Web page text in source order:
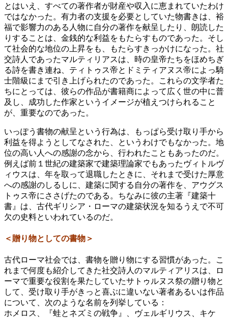
とはいえ、すべての著作者が財産や収入に恵まれていたわけ
ではなかった。有力者の支援を必要としていた物書きは、裕
福で影響力のある人物に自分の著作を献呈したり、朗読した
りすることは、金銭的な利益をもたらすものであった。そし
て社会的な地位の上昇をも、もたらすきっかけになった。社
交詩人であったマルティリアスは、時の皇帝たちをほめちぎ
る詩を書き連ね、ティトゥス帝とドミティアヌス帝によっ騎
士階級にまで引き上げられたのであった。これらの文学者た
ちにとっては、彼らの作品が書籍商によって広く世の中に普
及し、成功した作家というイメージが植えつけられること
が、重要なのであった。
いっぽう書物の献呈という行為は、もっぱら受け取り手から
利益を得ようとしてなされた、というわけでもなかった。地
位の高い人への感謝の念から、行われたこともあったのだ。
例えば前１世紀の建築家で建築理論家でもあったヴィトルヴ
ィウスは、年を取って退職したときに、それまで受けた厚意
への感謝のしるしに、建築に関する自分の著作を、アウグス
トゥス帝にささげたのである。ちなみに彼の主著『建築十
書』は、古代ギリシア・ローマの建築状況を知るうえで不可
欠の史料といわれているのだ。
＜贈り物としての書物＞
古代ローマ社会では、書物を贈り物にする習慣があった。こ
れまで何度も紹介してきた社交詩人のマルティアリスは、ロ
ーマで重要な役割を果たしていたサトゥルヌス祭の贈り物と
して、受け取り手がきっと喜ぶに違いない著者あるいは作品
について、次のような名前を列挙している：
ホメロス、『蛙とネズミの戦争』、ヴェルギリウス、キケ